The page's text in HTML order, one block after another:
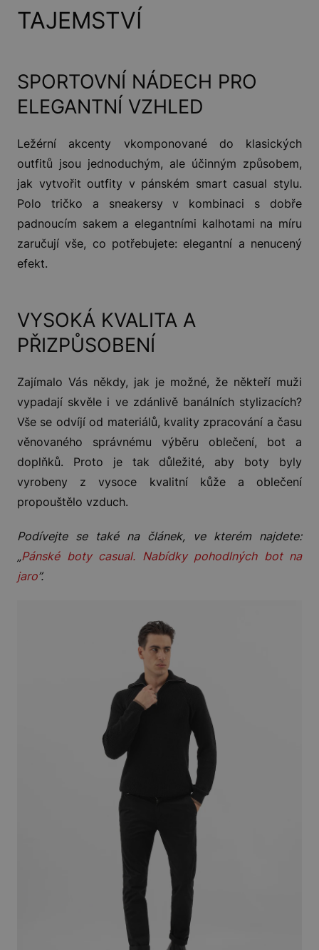
TAJEMSTVÍ
SPORTOVNÍ NÁDECH PRO
ELEGANTNÍ VZHLED
Ležérní akcenty vkomponované do klasických
outfitů jsou jednoduchým, ale účinným způsobem,
jak vytvořit outfity v pánském smart casual stylu.
Polo tričko a sneakersy v kombinaci s dobře
padnoucím sakem a elegantními kalhotami na míru
zaručují vše, co potřebujete: elegantní a nenucený
efekt.
VYSOKÁ KVALITA A
PŘIZPŮSOBENÍ
Zajímalo Vás někdy, jak je možné, že někteří muži
vypadají skvěle i ve zdánlivě banálních stylizacích?
Vše se odvíjí od materiálů, kvality zpracování a času
věnovaného správnému výběru oblečení, bot a
doplňků. Proto je tak důležité, aby boty byly
vyrobeny z vysoce kvalitní kůže a oblečení
propouštělo vzduch.
Podívejte se také na článek, ve kterém najdete:
„Pánské boty casual. Nabídky pohodlných bot na
jaro”.